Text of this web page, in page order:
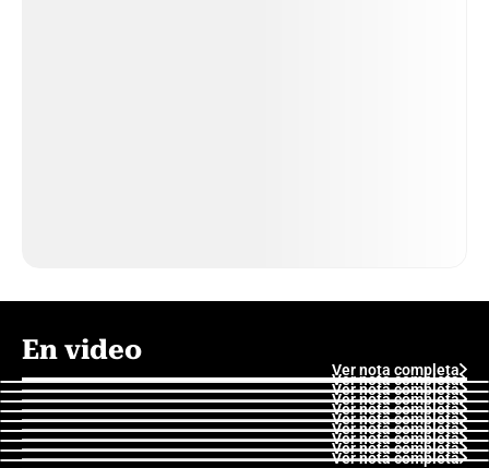
En video
Ver nota completa
Ver nota completa
Ver nota completa
Ver nota completa
Ver nota completa
Ver nota completa
Ver nota completa
Ver nota completa
Ver nota completa
Ver nota completa